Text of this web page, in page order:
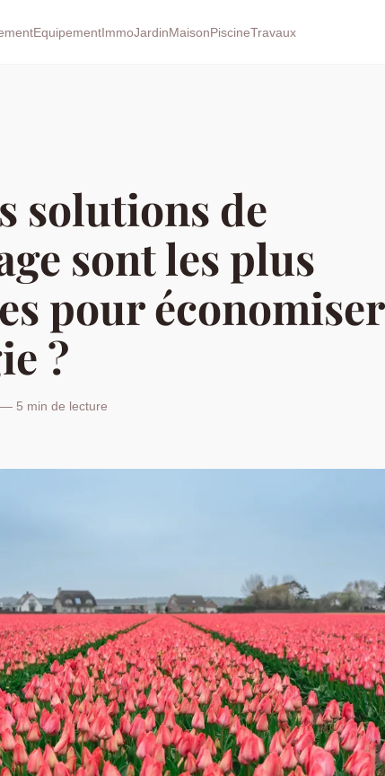
EquipementImmoJardinMaisonPiscineTravaux
solutions de
sont les plus
pour économiser
?
5 min de lecture